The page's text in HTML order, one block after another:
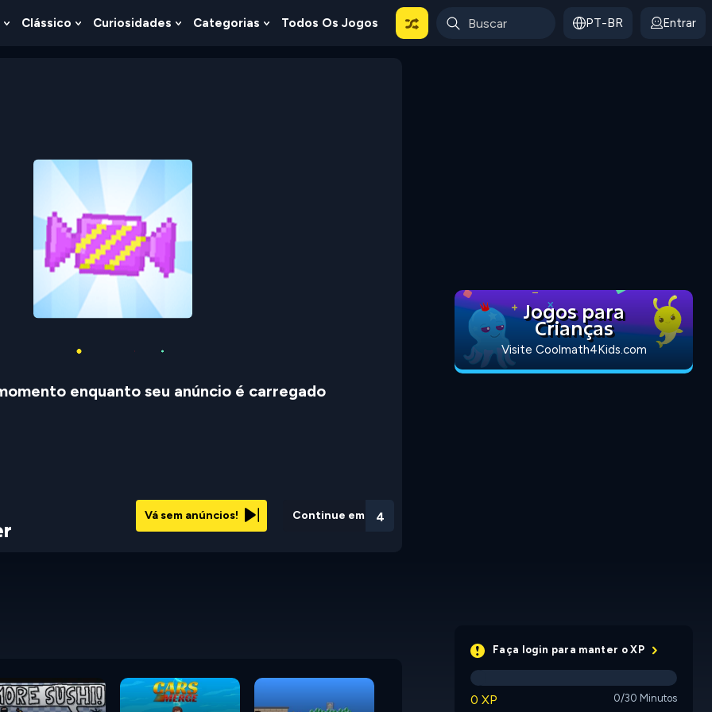
Show
Clássico Show
Curiosidades Show
Categorias Show
Todos Os Jogos PT-BR Entrar
enquanto seu anúncio é carregado
Continue em 3
Vá sem anúncios!
Idle Dice Idle
Jogos para
Crianças
Visite Coolmath4Kids.com
Faça login para manter o XP
0 XP 0/30 Minutos